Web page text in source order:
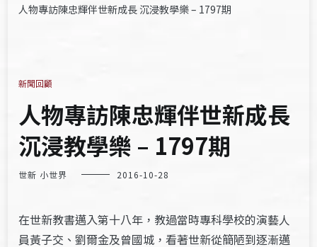
人物專訪陳忠輝伴世新成長 沉浸教學樂 – 1797期
新聞回顧
人物專訪陳忠輝伴世新成長
沉浸教學樂 – 1797期
世新 小世界 2016-10-28
在世新教書邁入第十八年，教過當時專科學校的演藝人
員黃子交、劉爾金及曾國城，看著世新從簡陋到逐漸邁